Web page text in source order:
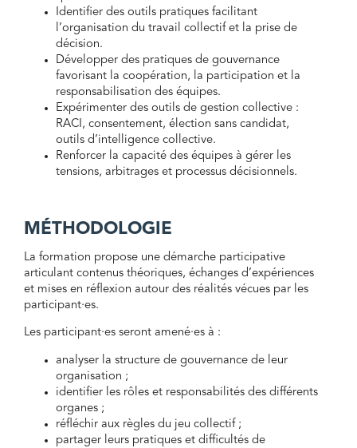
Identifier des outils pratiques facilitant
l’organisation du travail collectif et la prise de
décision.
Développer des pratiques de gouvernance
favorisant la coopération, la participation et la
responsabilisation des équipes.
Expérimenter des outils de gestion collective :
RACI, consentement, élection sans candidat,
outils d’intelligence collective.
Renforcer la capacité des équipes à gérer les
tensions, arbitrages et processus décisionnels.
MÉTHODOLOGIE
La formation propose une démarche participative
articulant contenus théoriques, échanges d’expériences
et mises en réflexion autour des réalités vécues par les
participant·es.
Les participant·es seront amené·es à :
analyser la structure de gouvernance de leur
organisation ;
identifier les rôles et responsabilités des différents
organes ;
réfléchir aux règles du jeu collectif ;
partager leurs pratiques et difficultés de